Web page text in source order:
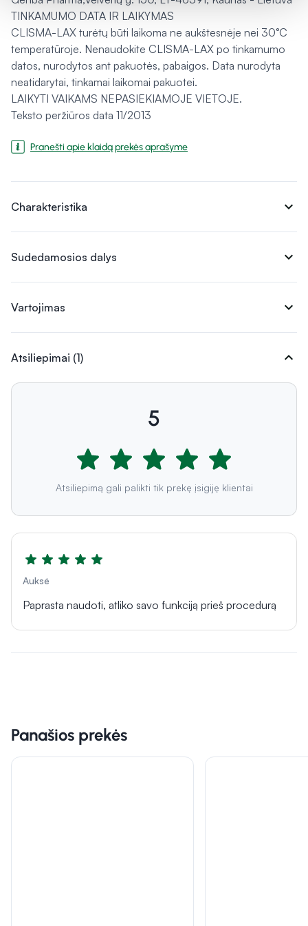
TINKAMUMO DATA IR LAIKYMAS
CLISMA-LAX turėtų būti laikoma ne aukštesnėje nei 30°C
temperatūroje. Nenaudokite CLISMA-LAX po tinkamumo
datos, nurodytos ant pakuotės, pabaigos. Data nurodyta
neatidarytai, tinkamai laikomai pakuotei.
LAIKYTI VAIKAMS NEPASIEKIAMOJE VIETOJE.
Teksto peržiūros data 11/2013
Pranešti apie klaidą prekės aprašyme
Charakteristika expand_more
Sudedamosios dalys expand_more
Vartojimas expand_more
Atsiliepimai (1) expand_more
5
Atsiliepimą gali palikti tik prekę įsigiję klientai
Auksė
Paprasta naudoti, atliko savo funkciją prieš procedurą
Panašios prekės